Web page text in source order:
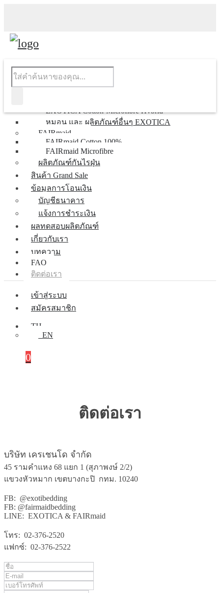
หน้าแรก
สินค้าของเรา
EXOTICA Cotton-Microfibre Hybrid
หมอน และ ผลิตภัณฑ์อื่นๆ EXOTICA
FAIRmaid
FAIRmaid Cotton 100%
FAIRmaid Microfibre
ผลิตภัณฑ์กันไรฝุ่น
สินค้า Grand Sale
ข้อมูลการโอนเงิน
บัญชีธนาคาร
แจ้งการชำระเงิน
ผลทดสอบผลิตภัณฑ์
เกี่ยวกับเรา
บทความ
FAQ
ติดต่อเรา
เข้าสู่ระบบ
สมัครสมาชิก
TH
EN
0
ติดต่อเรา
บริษัท เครเชนโด จำกัด
45 รามคำแหง 68 แยก 1 (สุภาพงษ์ 2/2)
แขวงหัวหมาก เขตบางกะปิ กทม. 10240
FB: @exotibedding
FB: @fairmaidbedding
LINE: EXOTICA & FAIRmaid
โทร: 02-376-2520
แฟกซ์: 02-376-2522